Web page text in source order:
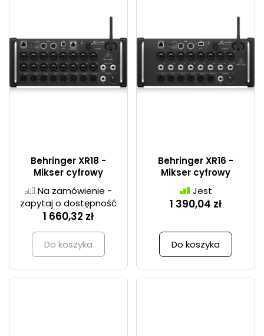
Behringer XR18 -
Mikser cyfrowy
Na zamówienie -
zapytaj o dostępność
1 660,32 zł
Do koszyka
Behringer XR16 -
Mikser cyfrowy
Jest
1 390,04 zł
Do koszyka